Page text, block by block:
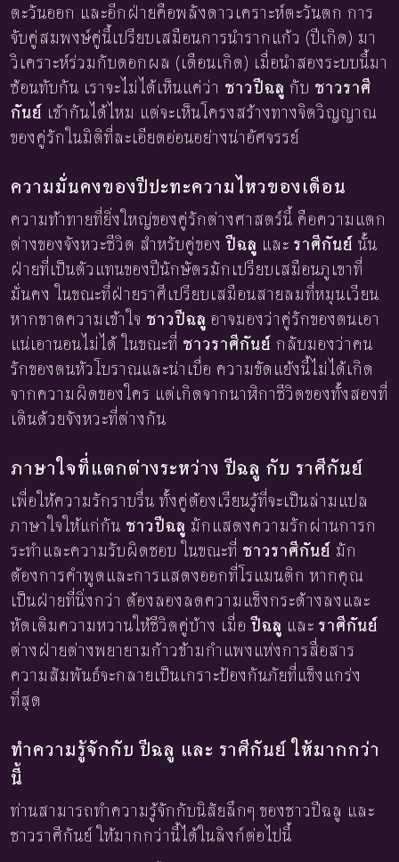
ตะวันออก และอีกฝ่ายคือพลังดาวเคราะห์ตะวันตก การ
จับคู่สมพงษ์คู่นี้เปรียบเสมือนการนำรากแก้ว (ปีเกิด) มา
วิเคราะห์ร่วมกับดอกผล (เดือนเกิด) เมื่อนำสองระบบนี้มา
ซ้อนทับกัน เราจะไม่ได้เห็นแค่ว่า ชาวปีฉลู กับ ชาวราศี
กันย์ เข้ากันได้ไหม แต่จะเห็นโครงสร้างทางจิตวิญญาณ
ของคู่รักในมิติที่ละเอียดอ่อนอย่างน่าอัศจรรย์
ความมั่นคงของปีปะทะความไหวของเดือน
ความท้าทายที่ยิ่งใหญ่ของคู่รักต่างศาสตร์นี้ คือความแตก
ต่างของจังหวะชีวิต สำหรับคู่ของปีฉลู และ ราศีกันย์ นั้น
ฝ่ายที่เป็นตัวแทนของปีนักษัตรมักเปรียบเสมือนภูเขาที่
มั่นคง ในขณะที่ฝ่ายราศีเปรียบเสมือนสายลมที่หมุนเวียน
หากขาดความเข้าใจ ชาวปีฉลู อาจมองว่าคู่รักของตนเอา
แน่เอานอนไม่ได้ ในขณะที่ ชาวราศีกันย์ กลับมองว่าคน
รักของตนหัวโบราณและน่าเบื่อ ความขัดแย้งนี้ไม่ได้เกิด
จากความผิดของใคร แต่เกิดจากนาฬิกาชีวิตของทั้งสองที่
เดินด้วยจังหวะที่ต่างกัน
ภาษาใจที่แตกต่างระหว่าง ปีฉลู กับ ราศีกันย์
เพื่อให้ความรักราบรื่น ทั้งคู่ต้องเรียนรู้ที่จะเป็นล่ามแปล
ภาษาใจให้แก่กัน ชาวปีฉลู มักแสดงความรักผ่านการก
ระทำและความรับผิดชอบ ในขณะที่ ชาวราศีกันย์ มัก
ต้องการคำพูดและการแสดงออกที่โรแมนติก หากคุณ
เป็นฝ่ายที่นิ่งกว่า ต้องลองลดความแข็งกระด้างลงและ
หัดเติมความหวานให้ชีวิตคู่บ้าง เมื่อปีฉลู และ ราศีกันย์
ต่างฝ่ายต่างพยายามก้าวข้ามกำแพงแห่งการสื่อสาร
ความสัมพันธ์จะกลายเป็นเกราะป้องกันภัยที่แข็งแกร่ง
ที่สุด
ทำความรู้จักกับ ปีฉลู และ ราศีกันย์ ให้มากกว่า
นี้
ท่านสามารถทำความรู้จักกับนิสัยลึกๆ ของชาวปีฉลู และ
ชาวราศีกันย์ ให้มากกว่านี้ได้ในลิงก์ต่อไปนี้